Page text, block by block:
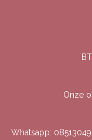
Onze
Whatsapp: